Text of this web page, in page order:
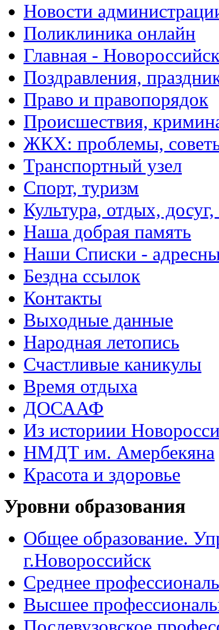
Новости
Поликлиника онлайн
Главная -
Поздравления,
Право и правопорядок
Происшествия,
ЖКХ: проблемы,
Транспортный узел
Спорт, туризм
Культура, отдых,
Наша добрая память
Наши Списки -
Бездна ссылок
Контакты
Выходные данные
Народная летопись
Счастливые каникулы
Время отдыха
ДОСААФ
Из историии
НМДТ им. Амербекяна
Красота и здоровье
Уровни образования
Общее образование.
г.Новороссийск
Среднее
Высшее